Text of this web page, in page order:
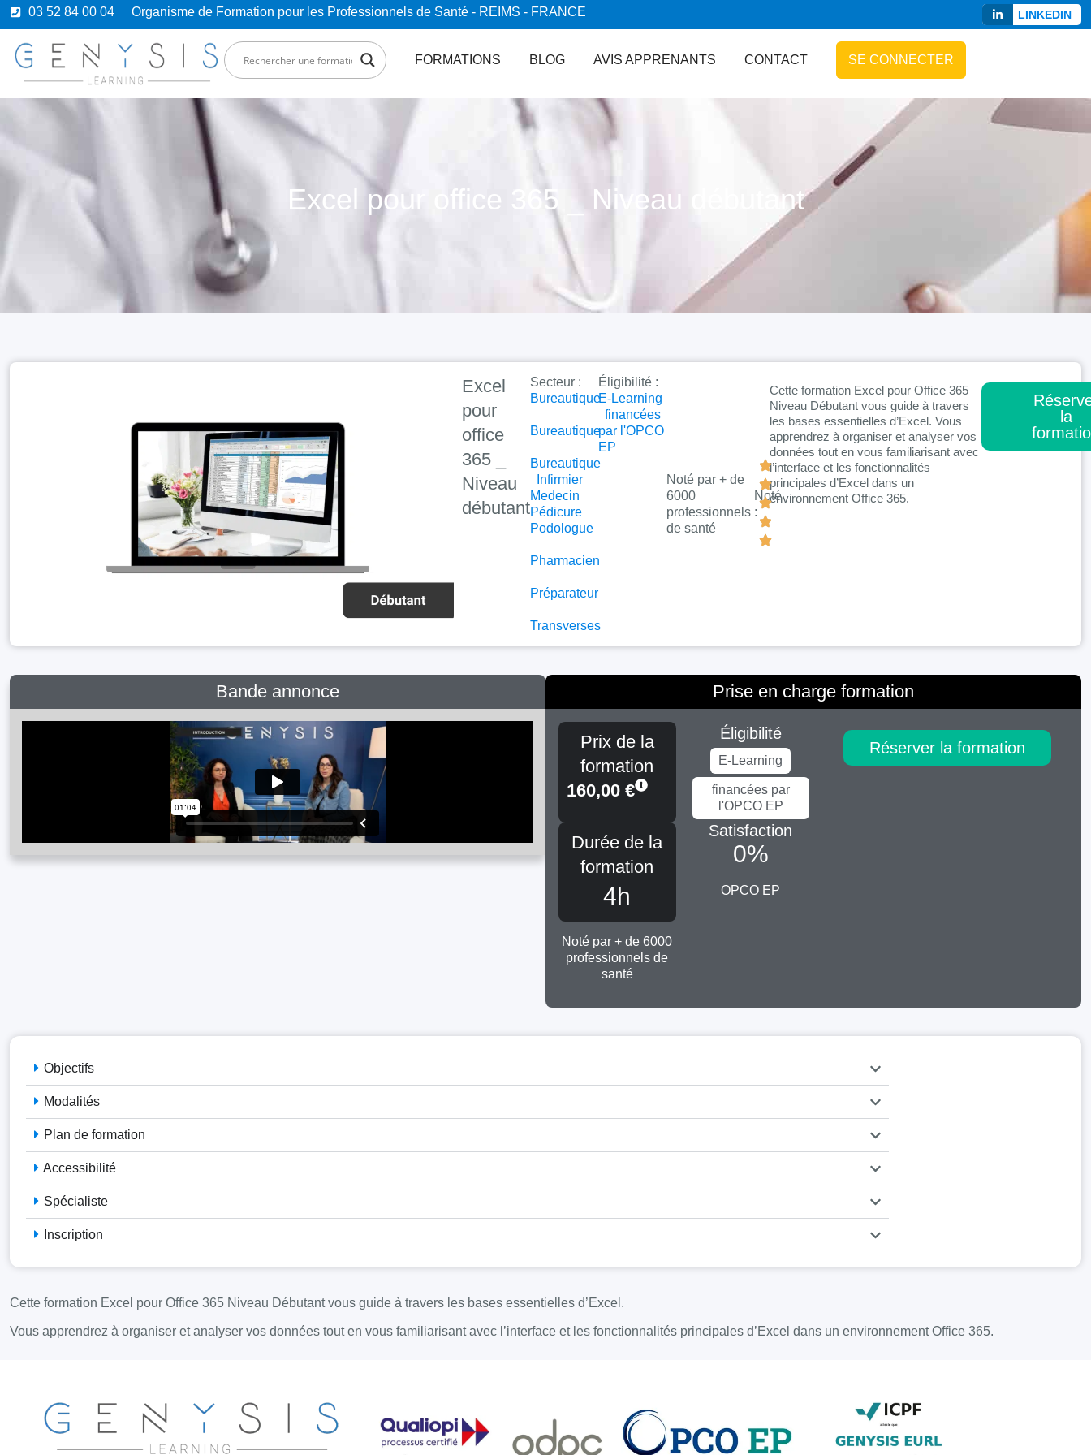
03 52 84 00 04 Organisme de Formation pour les Professionnels de Santé - REIMS - FRANCE LINKEDIN
FORMATIONS BLOG AVIS APPRENANTS CONTACT SE CONNECTER
Excel pour office 365 _ Niveau débutant
Excel
pour
office
365 _
Niveau
débutant
Secteur :
Bureautique
Bureautique
Bureautique
Infirmier
Medecin
Pédicure
Podologue
Pharmacien
Préparateur
Transverses
Éligibilité :
E-Learning
financées
par l'OPCO
EP
Noté par + de
6000
professionnels
de santé
Noté
:
Cette formation Excel pour Office 365
Niveau Débutant vous guide à travers
les bases essentielles d’Excel. Vous
apprendrez à organiser et analyser vos
données tout en vous familiarisant avec
l’interface et les fonctionnalités
principales d’Excel dans un
environnement Office 365.
la
Bande annonce Prise en charge formation
Prix de la
formation
160,00 €
Durée de la
formation
4h
Noté par + de 6000
professionnels de
santé
Éligibilité
E-Learning
financées par
l'OPCO EP
Satisfaction
0%
OPCO EP
Réserver la formation
Objectifs
Modalités
Plan de formation
Accessibilité
Spécialiste
Inscription
Cette formation Excel pour Office 365 Niveau Débutant vous guide à travers les bases essentielles d’Excel.
Vous apprendrez à organiser et analyser vos données tout en vous familiarisant avec l’interface et les fonctionnalités principales d’Excel dans un environnement Office 365.